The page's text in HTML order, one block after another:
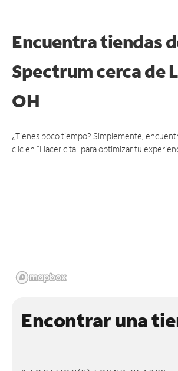
Encuentra tiendas
Spectrum cerca de
OH
¿Tienes poco tiempo? Simplemente,
clic en "Hacer cita" para optimizar tu
Encontrar una